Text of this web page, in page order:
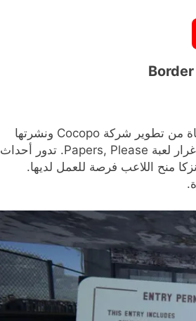
ضابط الحدود هي لعبة محاكاة من تطوير شركة Cocopo ونشرتها
شركة Cheesecake. تتميز اللعبة بمحاكاة تفاعلية لعمل ضابط الهجرة، على غرار لعبة Papers, Please. تدور أحداث
منح اللاعب فرصة للعمل لديها.